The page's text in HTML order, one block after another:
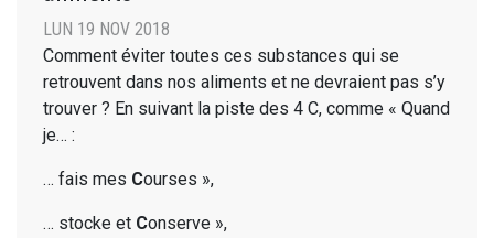
LUN 19 NOV 2018
Comment éviter toutes ces substances qui se
retrouvent dans nos aliments et ne devraient pas s’y
trouver ? En suivant la piste des 4 C, comme « Quand
je… :
… fais mes Courses »,
… stocke et Conserve »,